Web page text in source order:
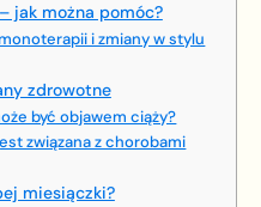
jak można pomóc?
i zmiany w stylu
zdrowotne
być objawem ciąży?
związana z chorobami
miesiączki?